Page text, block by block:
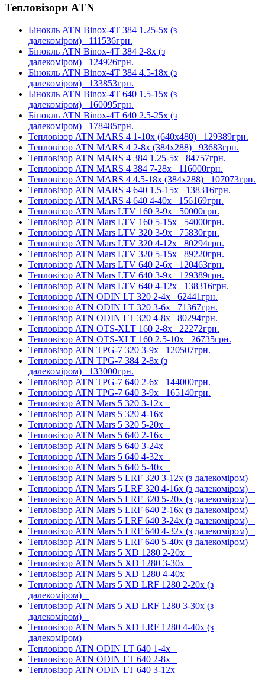
Тепловізори ATN
Бінокль ATN Binox-4T 384 1.25-5x (з
далекоміром) 111536грн.
Бінокль ATN Binox-4T 384 2-8x (з
далекоміром) 124926грн.
Бінокль ATN Binox-4T 384 4.5-18x (з
далекоміром) 133853грн.
Бінокль ATN Binox-4T 640 1.5-15x (з
далекоміром) 160095грн.
Бінокль ATN Binox-4T 640 2.5-25x (з
далекоміром) 178485грн.
Тепловізор ATN MARS 4 1-10x (640x480) 129389грн.
Тепловізор ATN MARS 4 2-8x (384x288) 93683грн.
Тепловізор ATN MARS 4 384 1.25-5x 84757грн.
Тепловізор ATN MARS 4 384 7-28x 116000грн.
Тепловізор ATN MARS 4 4.5-18x (384x288) 107073грн.
Тепловізор ATN MARS 4 640 1.5-15x 138316грн.
Тепловізор ATN MARS 4 640 4-40x 156169грн.
Тепловізор ATN Mars LTV 160 3-9x 50000грн.
Тепловізор ATN Mars LTV 160 5-15x 54000грн.
Тепловізор ATN Mars LTV 320 3-9x 75830грн.
Тепловізор ATN Mars LTV 320 4-12x 80294грн.
Тепловізор ATN Mars LTV 320 5-15x 89220грн.
Тепловізор ATN Mars LTV 640 2-6x 120463грн.
Тепловізор ATN Mars LTV 640 3-9x 129389грн.
Тепловізор ATN Mars LTV 640 4-12x 138316грн.
Тепловізор ATN ODIN LT 320 2-4x 62441грн.
Тепловізор ATN ODIN LT 320 3-6x 71367грн.
Тепловізор ATN ODIN LT 320 4-8x 80294грн.
Тепловізор ATN OTS-XLT 160 2-8x 22272грн.
Тепловізор ATN OTS-XLT 160 2.5-10x 26735грн.
Тепловізор ATN TPG-7 320 3-9x 120507грн.
Тепловізор ATN TPG-7 384 2-8x (з
далекоміром) 133000грн.
Тепловізор ATN TPG-7 640 2-6x 144000грн.
Тепловізор ATN TPG-7 640 3-9x 165140грн.
Тепловізор ATN Mars 5 320 3-12x
Тепловізор ATN Mars 5 320 4-16x
Тепловізор ATN Mars 5 320 5-20x
Тепловізор ATN Mars 5 640 2-16x
Тепловізор ATN Mars 5 640 3-24x
Тепловізор ATN Mars 5 640 4-32x
Тепловізор ATN Mars 5 640 5-40x
Тепловізор ATN Mars 5 LRF 320 3-12x (з далекоміром)
Тепловізор ATN Mars 5 LRF 320 4-16x (з далекоміром)
Тепловізор ATN Mars 5 LRF 320 5-20x (з далекоміром)
Тепловізор ATN Mars 5 LRF 640 2-16x (з далекоміром)
Тепловізор ATN Mars 5 LRF 640 3-24x (з далекоміром)
Тепловізор ATN Mars 5 LRF 640 4-32x (з далекоміром)
Тепловізор ATN Mars 5 LRF 640 5-40x (з далекоміром)
Тепловізор ATN Mars 5 XD 1280 2-20x
Тепловізор ATN Mars 5 XD 1280 3-30x
Тепловізор ATN Mars 5 XD 1280 4-40x
Тепловізор ATN Mars 5 XD LRF 1280 2-20x (з
далекоміром)
Тепловізор ATN Mars 5 XD LRF 1280 3-30x (з
далекоміром)
Тепловізор ATN Mars 5 XD LRF 1280 4-40x (з
далекоміром)
Тепловізор ATN ODIN LT 640 1-4x
Тепловізор ATN ODIN LT 640 2-8x
Тепловізор ATN ODIN LT 640 3-12x